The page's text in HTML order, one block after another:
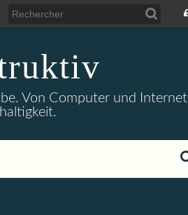
Von Computer und Internet